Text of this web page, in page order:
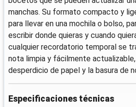
manchas. Su formato compacto y
para llevar en una mochila o bolso,
escribir donde quieras y cuando
cualquier recordatorio temporal se
nota limpia y fácilmente
desperdicio de papel y la basura de
Especificaciones técnicas